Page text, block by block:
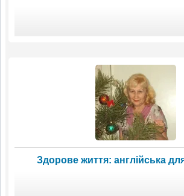
Здорове життя: англійська